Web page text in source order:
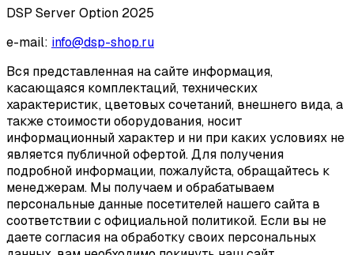
DSP Server Option 2025
e-mail: info@dsp-shop.ru
Вся представленная на сайте информация,
касающаяся комплектаций, технических
характеристик, цветовых сочетаний, внешнего вида, а
также стоимости оборудования, носит
информационный характер и ни при каких условиях не
является публичной офертой. Для получения
подробной информации, пожалуйста, обращайтесь к
менеджерам. Мы получаем и обрабатываем
персональные данные посетителей нашего сайта в
соответствии с официальной политикой. Если вы не
даете согласия на обработку своих персональных